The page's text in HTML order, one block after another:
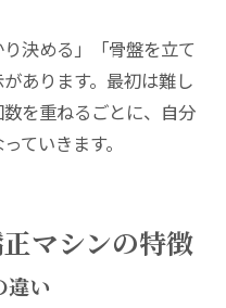
決める」「骨盤を立て
あります。最初は難し
を重ねるごとに、自分
ていきます。
マシンの特徴
違い